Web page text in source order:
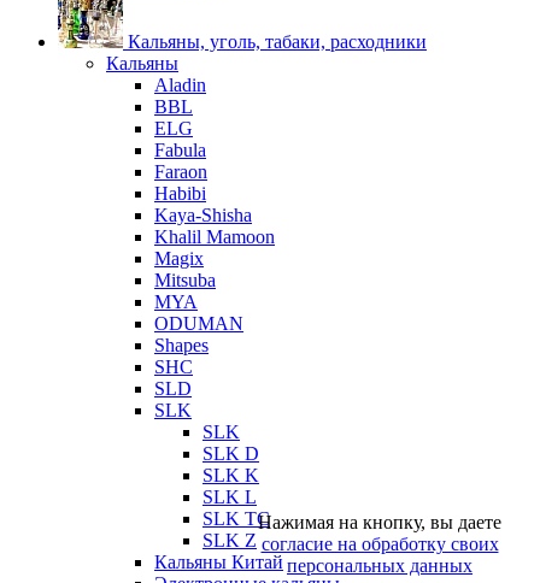
Нажимая на кнопку, вы даете
согласие на обработку своих
персональных данных
Кальяны, уголь, табаки, расходники
Кальяны
Aladin
BBL
ELG
Fabula
Faraon
Habibi
Kaya-Shisha
Khalil Mamoon
Magix
Mitsuba
MYA
ODUMAN
Shapes
SHC
SLD
SLK
SLK
SLK D
SLK K
SLK L
SLK TC
SLK Z
Кальяны Китай